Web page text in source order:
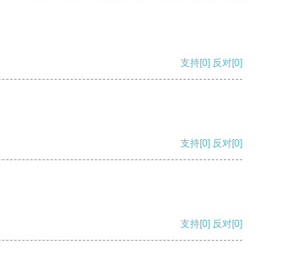
支持[0] 反对[0]
支持[0] 反对[0]
支持[0] 反对[0]